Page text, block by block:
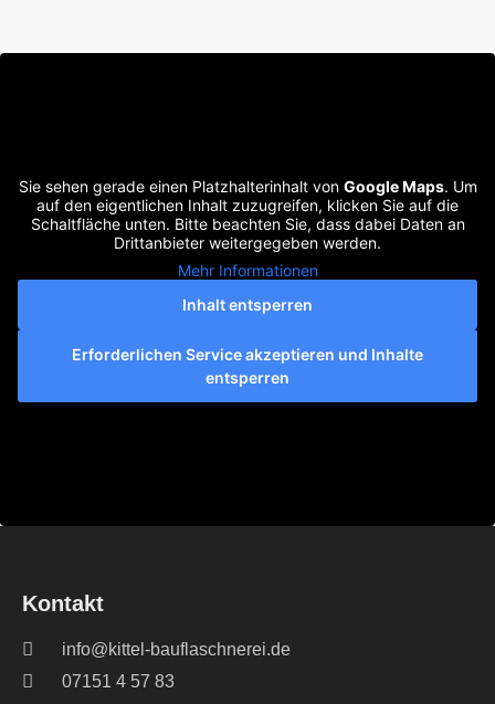
Sie sehen gerade einen Platzhalterinhalt von Google Maps. Um
auf den eigentlichen Inhalt zuzugreifen, klicken Sie auf die
Schaltfläche unten. Bitte beachten Sie, dass dabei Daten an
Drittanbieter weitergegeben werden.
Mehr Informationen
Inhalt entsperren
Erforderlichen Service akzeptieren und Inhalte
entsperren
Kontakt
info@kittel-bauflaschnerei.de
07151 4 57 83